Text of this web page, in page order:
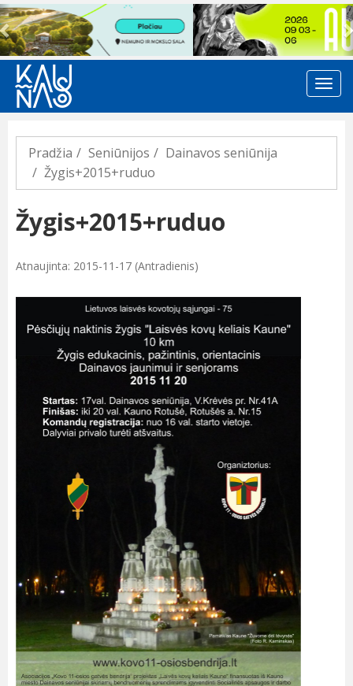
Previous
Pradžia Seniūnijos
Dainavos seniūnija
Žygis+2015+ruduo
Žygis+2015+ruduo
Atnaujinta: 2015-11-17 (Antradienis)